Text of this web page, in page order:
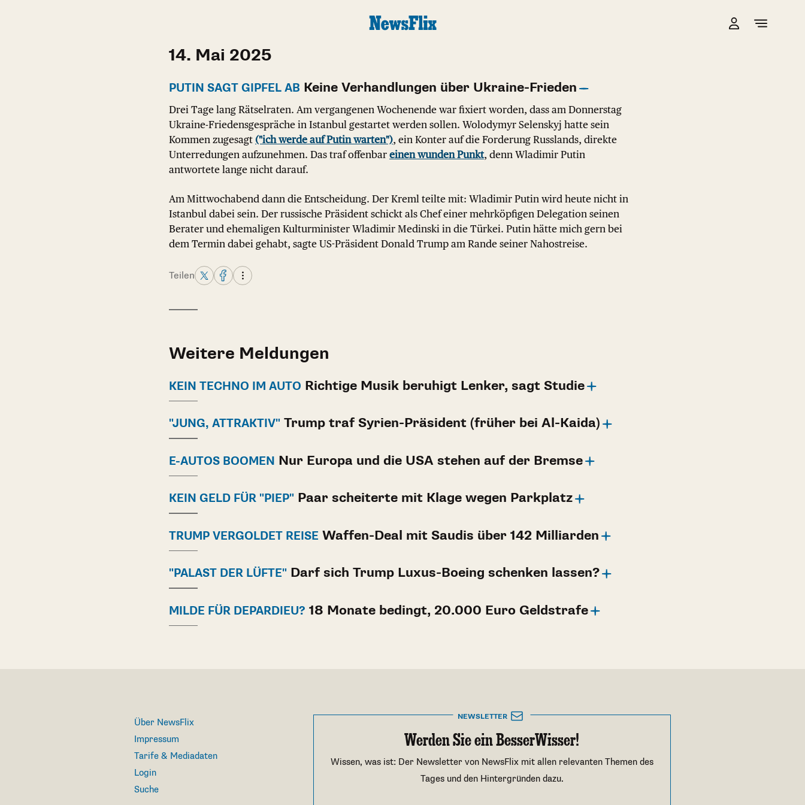
14. Mai 2025
PUTIN SAGT GIPFEL AB Keine Verhandlungen über Ukraine-Frieden
Drei Tage lang Rätselraten. Am vergangenen Wochenende war fixiert worden, dass am Donnerstag
Ukraine-Friedensgespräche in Istanbul gestartet werden sollen. Wolodymyr Selenskyj hatte sein
Kommen zugesagt ("ich werde auf Putin warten"), ein Konter auf die Forderung Russlands, direkte
Unterredungen aufzunehmen. Das traf offenbar einen wunden Punkt, denn Wladimir Putin
antwortete lange nicht darauf.
Am Mittwochabend dann die Entscheidung. Der Kreml teilte mit: Wladimir Putin wird heute nicht in
Istanbul dabei sein. Der russische Präsident schickt als Chef einer mehrköpfigen Delegation seinen
Berater und ehemaligen Kulturminister Wladimir Medinski in die Türkei. Putin hätte mich gern bei
dem Termin dabei gehabt, sagte US-Präsident Donald Trump am Rande seiner Nahostreise.
Teilen
Weitere Meldungen
KEIN TECHNO IM AUTO Richtige Musik beruhigt Lenker, sagt Studie
"JUNG, ATTRAKTIV" Trump traf Syrien-Präsident (früher bei Al-Kaida)
E-AUTOS BOOMEN Nur Europa und die USA stehen auf der Bremse
KEIN GELD FÜR "PIEP" Paar scheiterte mit Klage wegen Parkplatz
TRUMP VERGOLDET REISE Waffen-Deal mit Saudis über 142 Milliarden
"PALAST DER LÜFTE" Darf sich Trump Luxus-Boeing schenken lassen?
MILDE FÜR DEPARDIEU? 18 Monate bedingt, 20.000 Euro Geldstrafe
Über NewsFlix
Impressum
Tarife & Mediadaten
Login
Suche
NEWSLETTER
Werden Sie ein BesserWisser!
Wissen, was ist: Der Newsletter von NewsFlix mit allen relevanten Themen des
Tages und den Hintergründen dazu.